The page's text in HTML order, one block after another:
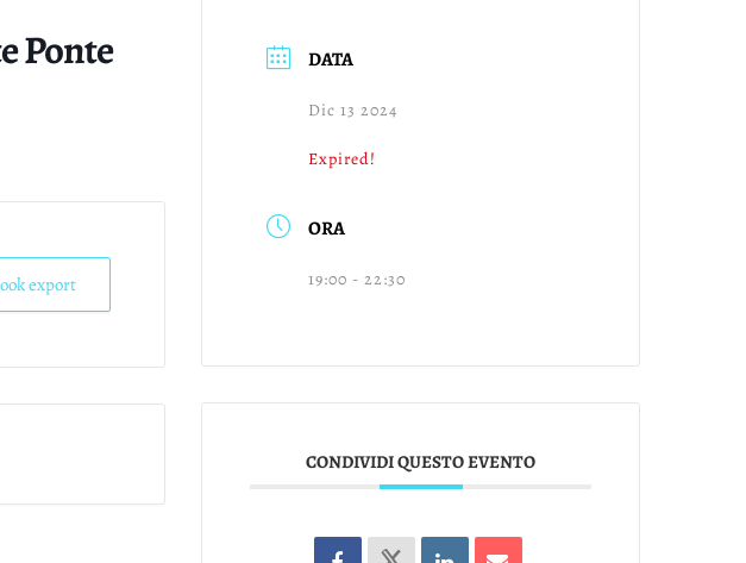
Ponte
export
DATA
Dic 13 2024
Expired!
ORA
19:00 - 22:30
CONDIVIDI QUESTO EVENTO